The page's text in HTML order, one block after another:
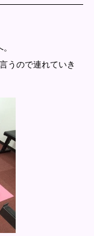
うので連れていき